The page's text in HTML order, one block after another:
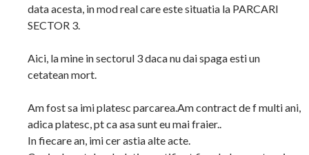
data acesta, in mod real care este situatia la PARCARI
SECTOR 3.
Aici, la mine in sectorul 3 daca nu dai spaga esti un
cetatean mort.
Am fost sa imi platesc parcarea.Am contract de f multi ani,
adica platesc, pt ca asa sunt eu mai fraier..
In fiecare an, imi cer astia alte acte.